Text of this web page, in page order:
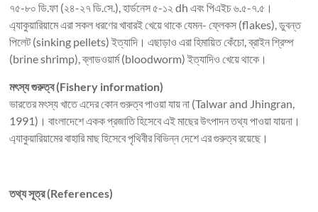
৭৫-৮০ ডি.ফা (২৪-২৭ ডি.সে.), হার্ডনেস ৫-১২ dh এবং পিএইচ ৬.৫-৭.৫।
এ্যাকুয়ারিয়ামে এরা সকল ধরণের খাবারই খেয়ে থাকে যেমন- ফ্লেকস (flakes), ডুবন্ত
পিলেট (sinking pellets) ইত্যাদি। এছাড়াও এরা হিমায়িত কেঁচো, ব্রাইন শ্রিম্প
(brine shrimp), ব্লাডওয়ার্ম (bloodworm) ইত্যাদিও খেয়ে থাকে।
মৎস্য গুরুত্ব (Fishery information)
ভারতের মৎস্য খাতে এদের কোন গুরুত্ব পাওয়া যায় না (Talwar and Jhingran,
1991)। বাংলাদেশে একক প্রজাতি হিসেবে এই মাছের উৎপাদন তথ্য পাওয়া যায়না।
এ্যাকুয়ারিয়ামের বাহারি মাছ হিসেবে পৃথিবীর বিভিন্ন দেশে এর গুরুত্ব রয়েছে।
তথ্য সূত্র (References)